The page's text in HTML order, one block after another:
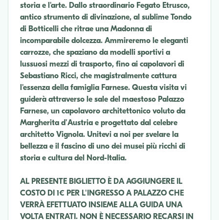
storia e l'arte. Dallo straordinario Fegato Etrusco,
antico strumento di divinazione, al sublime Tondo
di Botticelli che ritrae una Madonna di
incomparabile dolcezza. Ammireremo le eleganti
carrozze, che spaziano da modelli sportivi a
lussuosi mezzi di trasporto, fino ai capolavori di
Sebastiano Ricci, che magistralmente cattura
l'essenza della famiglia Farnese. Questa visita vi
guiderà attraverso le sale del maestoso Palazzo
Farnese, un capolavoro architettonico voluto da
Margherita d'Austria e progettato dal celebre
architetto Vignola. Unitevi a noi per svelare la
bellezza e il fascino di uno dei musei più ricchi di
storia e cultura del Nord-Italia.
AL PRESENTE BIGLIETTO È DA AGGIUNGERE IL
COSTO DI 1€ PER L'INGRESSO A PALAZZO CHE
VERRÀ EFETTUATO INSIEME ALLA GUIDA UNA
VOLTA ENTRATI. NON È NECESSARIO RECARSI IN